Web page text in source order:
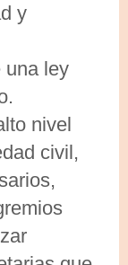
y
una ley
nivel
civil,